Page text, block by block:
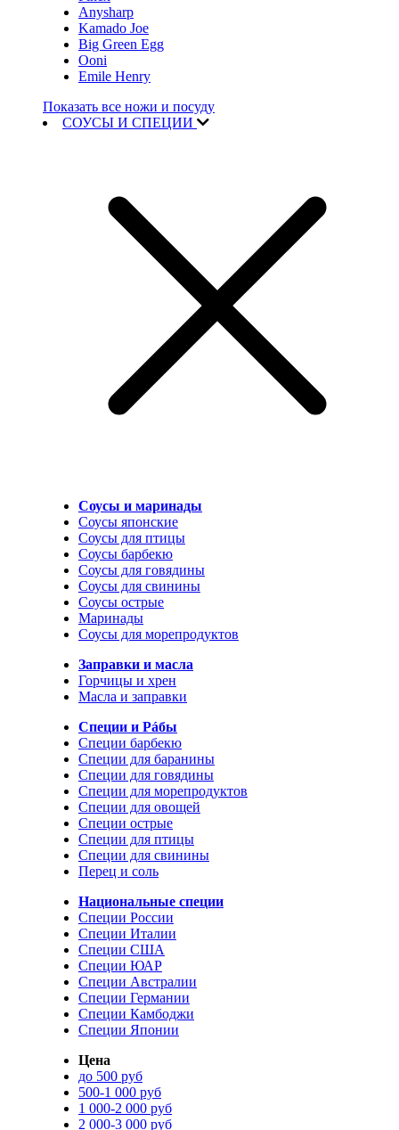
Anysharp
Kamado Joe
Big Green Egg
Ooni
Emile Henry
Показать все ножи и посуду
СОУСЫ И СПЕЦИИ
Соусы и маринады
Соусы японские
Соусы для птицы
Соусы барбекю
Соусы для говядины
Соусы для свинины
Соусы острые
Маринады
Соусы для морепродуктов
Заправки и масла
Горчицы и хрен
Масла и заправки
Специи и Рáбы
Специи барбекю
Специи для баранины
Специи для говядины
Специи для морепродуктов
Специи для овощей
Специи острые
Специи для птицы
Специи для свинины
Перец и соль
Национальные специи
Специи России
Специи Италии
Специи США
Специи ЮАР
Специи Австралии
Специи Германии
Специи Камбоджи
Специи Японии
Цена
до 500 руб
500-1 000 руб
1 000-2 000 руб
2 000-3 000 руб